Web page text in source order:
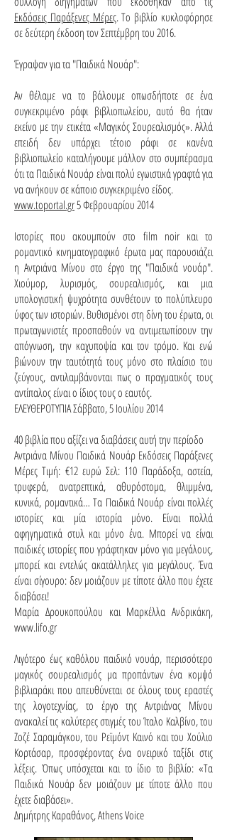
Εκδόσεις Παράξενες Μέρες. Το βιβλίο κυκλοφόρησε
σε δεύτερη έκδοση τον Σεπτέμβρη του 2016.
Έγραψαν για τα "Παιδικά Νουάρ":
Αν θέλαμε να το βάλουμε οπωσδήποτε σε ένα
συγκεκριμένο ράφι βιβλιοπωλείου, αυτό θα ήταν
εκείνο με την ετικέτα «Μαγικός Σουρεαλισμός». Αλλά
επειδή δεν υπάρχει τέτοιο ράφι σε κανένα
βιβλιοπωλείο καταλήγουμε μάλλον στο συμπέρασμα
ότι τα Παιδικά Νουάρ είναι πολύ εγωιστικά γραφτά για
να ανήκουν σε κάποιο συγκεκριμένο είδος.
www.toportal.gr5 Φεβρουαρίου 2014
Ιστορίες που ακουμπούν στο film noir και το
ρομαντικό κινηματογραφικό έρωτα μας παρουσιάζει
η Αντριάνα Μίνου στο έργο της "Παιδικά νουάρ".
Χιούμορ, λυρισμός, σουρεαλισμός, και μια
υπολογιστική ψυχρότητα συνθέτουν το πολύπλευρο
ύφος των ιστοριών. Βυθισμένοι στη δίνη του έρωτα, οι
πρωταγωνιστές προσπαθούν να αντιμετωπίσουν την
απόγνωση, την καχυποψία και τον τρόμο. Και ενώ
βιώνουν την ταυτότητά τους μόνο στο πλαίσιο του
ζεύγους, αντιλαμβάνονται πως ο πραγματικός τους
αντίπαλος είναι ο ίδιος τους ο εαυτός.
ΕΛΕΥΘΕΡΟΤΥΠΙΑ Σάββατο, 5 Ιουλίου 2014
40 βιβλία που αξίζει να διαβάσεις αυτή την περίοδο
Αντριάνα Μίνου Παιδικά Νουάρ Εκδόσεις Παράξενες
Μέρες Τιμή: €12 ευρώ Σελ: 110 Παράδοξα, αστεία,
τρυφερά, ανατρεπτικά, αθυρόστομα, θλιμμένα,
κυνικά, ρομαντικά… Τα Παιδικά Νουάρ είναι πολλές
ιστορίες και μία ιστορία μόνο. Είναι πολλά
αφηγηματικά στυλ και μόνο ένα. Μπορεί να είναι
παιδικές ιστορίες που γράφτηκαν μόνο για μεγάλους,
μπορεί και εντελώς ακατάλληλες για μεγάλους. Ένα
είναι σίγουρο: δεν μοιάζουν με τίποτε άλλο που έχετε
διαβάσει!
Μαρία Δρουκοπούλου και Μαρκέλλα Ανδρικάκη,
www.lifo.gr
Λιγότερο έως καθόλου παιδικό νουάρ, περισσότερο
μαγικός σουρεαλισμός μα προπάντων ένα κομψό
βιβλιαράκι που απευθύνεται σε όλους τους εραστές
της λογοτεχνίας, το έργο της Αντριάνας Μίνου
ανακαλεί τις καλύτερες στιγμές του Ίταλο Καλβίνο, του
Ζοζέ Σαραμάγκου, του Ρεϊμόντ Καινό και του Χούλιο
Κορτάσαρ, προσφέροντας ένα ονειρικό ταξίδι στις
λέξεις. Όπως υπόσχεται και το ίδιο το βιβλίο: «Τα
Παιδικά Νουάρ δεν μοιάζουν με τίποτε άλλο που
έχετε διαβάσει».
Δημήτρης Καραθάνος, Athens Voice